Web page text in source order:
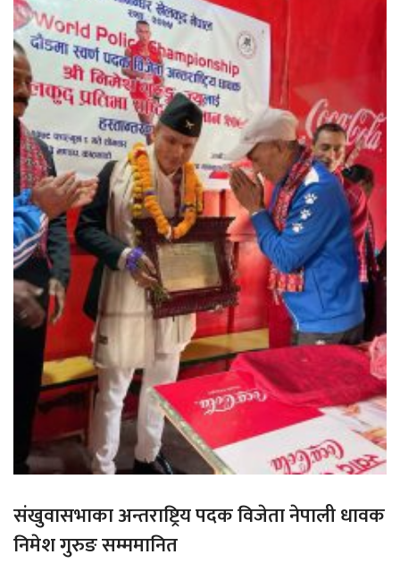
संखुवासभाका अन्तराष्ट्रिय पदक विजेता नेपाली धावक
निमेश गुरुङ सम्ममानित